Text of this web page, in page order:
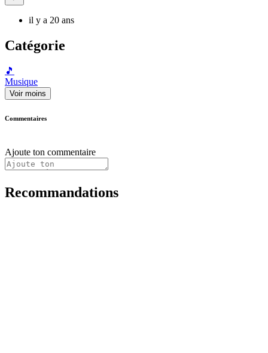
il y a 20 ans
Catégorie
🎵
Musique
Voir moins
Commentaires
Ajoute ton commentaire
Recommandations